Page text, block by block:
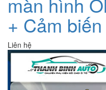
+ Cảm
Liên hệ